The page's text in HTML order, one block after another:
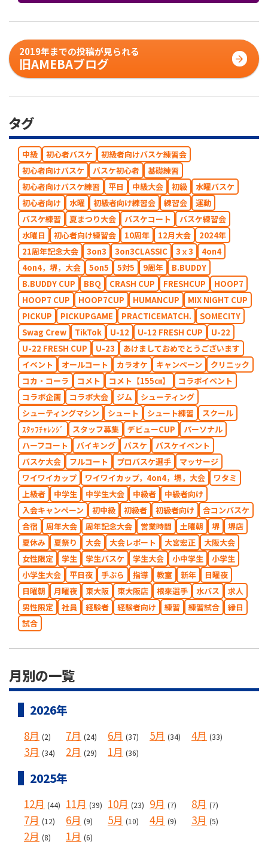
2019年までの投稿が見られる
旧AMEBAブログ
タグ
中級 初心者バスケ
初級者向けバスケ練習会
初心者向けバスケ
バスケ初心者
基礎練習
初心者向けバスケ練習
平日 中級大会 初級
水曜バスケ
初心者向け
水曜 初級者向け練習会 練習会
運動
バスケ練習
夏まつり大会 バスケコート
バスケ練習会
水曜日
初心者向け練習会 10周年 12月大会
2024年
21周年記念大会
3on3 3on3CLASSIC 3ｘ3
4on4
4on4，堺，大会
5on5 5対5 9周年
B.BUDDY
B.BUDDY CUP
BBQ CRASH CUP FRESHCUP
HOOP7
HOOP7 CUP
HOOP7CUP HUMANCUP
MIX NIGHT CUP
PICKUP
PICKUPGAME PRACTICEMATCH.
SOMECITY
Swag Crew
TikTok U-12 U-12 FRESH CUP
U-22
U-22 FRESH CUP
U-23
あけましておめでとうございます
イベント
オールコート カラオケ キャンペーン
クリニック
コカ・コーラ
コメト コメト【155㎝】
コラボイベント
コラボ企画
コラボ大会 ジム
シューティング
シューティングマシン
シュート シュート練習
スクール
ｽﾀｯﾌﾁｬﾚﾝｼﾞ
スタッフ募集 デビューCUP
パーソナル
ハーフコート
バイキング バスケ
バスケイベント
バスケ大会
フルコート プロバスケ選手
マッサージ
ワイワイカップ
ワイワイカップ，4on4，堺，大会
ワタミ
上級者
中学生 中学生大会 中級者
中級者向け
入会キャンペーン
初中級 初級者 初級者向け
合コンバスケ
合宿
周年大会 周年記念大会 営業時間 土曜朝 堺
堺店
夏休み
夏祭り 大会 大会レポート 大宮宏正
大阪大会
女性限定
学生 学生バスケ 学生大会 小中学生
小学生
小学生大会
平日夜 手ぶら 指導 教室 新年
日曜夜
日曜朝
月曜夜 東大阪 東大阪店 根來選手 水バス
求人
男性限定
社員 経験者 経験者向け 練習 練習試合
縁日
試合
月別の一覧
2026年
8月 (2) 7月 (24) 6月 (37) 5月 (34) 4月 (33)
3月 (34) 2月 (29) 1月 (36)
2025年
12月 (44) 11月 (39) 10月 (23) 9月 (7) 8月 (7)
7月 (12) 6月 (9) 5月 (10) 4月 (9) 3月 (5)
2月 (8) 1月 (6)